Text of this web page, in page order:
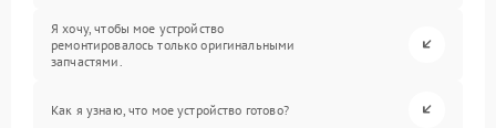
Я хочу, чтобы мое устройство
ремонтировалось только оригинальными
запчастями.
Как я узнаю, что мое устройство готово?